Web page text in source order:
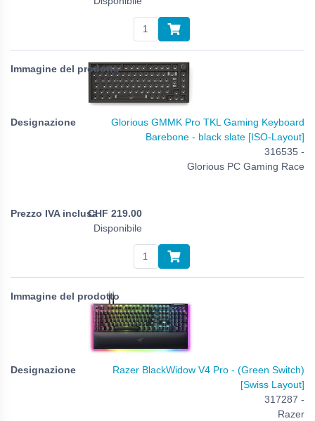
Glorious GMMK Pro TKL Gaming Keyboard
Barebone - black slate [ISO-Layout]
316535 -
Glorious PC Gaming Race
CHF 219.00
Disponibile
Razer BlackWidow V4 Pro - (Green Switch)
[Swiss Layout]
317287 -
Razer